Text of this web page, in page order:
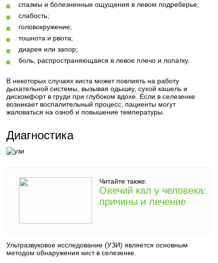
спазмы и болезненные ощущения в левом подреберье;
слабость;
головокружение;
тошнота и рвота;
диарея или запор;
боль, распространяющаяся в левое плечо и лопатку.
В некоторых случаях киста может повлиять на работу
дыхательной системы, вызывая одышку, сухой кашель и
дискомфорт в груди при глубоком вдохе. Если в селезенке
возникает воспалительный процесс, пациенты могут
жаловаться на озноб и повышение температуры.
Диагностика
Читайте также:
Овечий кал у человека:
причины и лечение
Ультразвуковое исследование (УЗИ) является основным
методом обнаружения кист в селезенке.